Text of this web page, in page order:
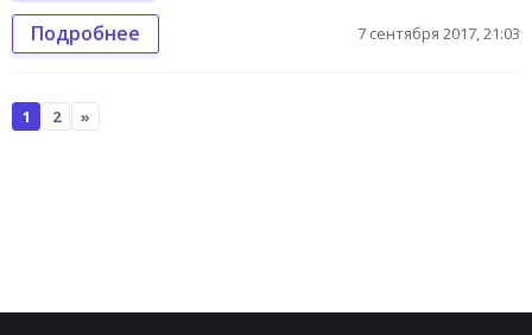
Подробнее 7 сентября 2017, 21:03
1 2 »